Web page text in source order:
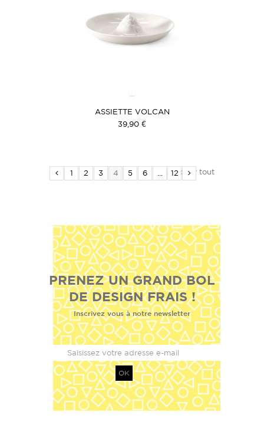
ASSIETTE VOLCAN
39,90 €
Afficher tout
1 2 3 4 5 6 ... 12
PRENEZ UN GRAND BOL
DE DESIGN FRAIS !
Inscrivez vous à notre newsletter
OK